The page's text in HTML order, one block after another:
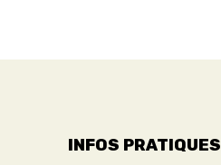
INFOS PRATIQUES